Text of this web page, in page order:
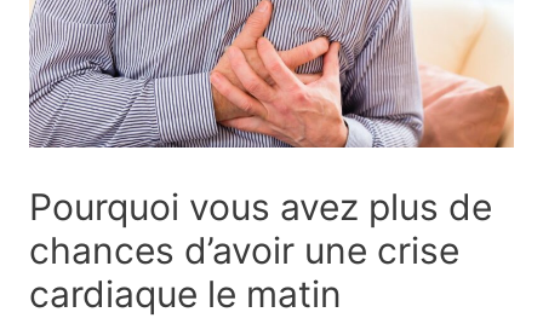
Pourquoi vous avez plus de
chances d’avoir une crise
cardiaque le matin